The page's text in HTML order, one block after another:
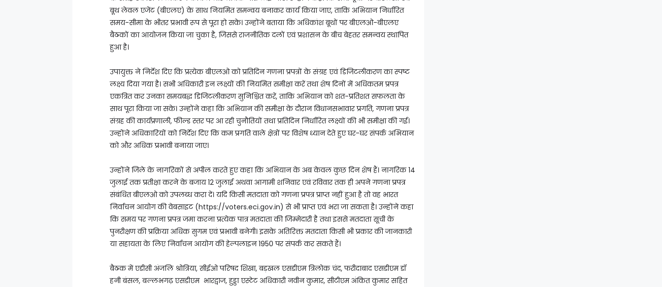
बूथ लेवल एजेंट (बीएलए) के साथ नियमित समन्वय बनाकर कार्य किया जाए, ताकि अभियान निर्धारित
समय-सीमा के भीतर प्रभावी रूप से पूरा हो सके। उन्होंने बताया कि अधिकांश बूथों पर बीएलओ-बीएलए
बैठकों का आयोजन किया जा चुका है, जिससे राजनीतिक दलों एवं प्रशासन के बीच बेहतर समन्वय स्थापित
हुआ है।
उपायुक्त ने निर्देश दिए कि प्रत्येक बीएलओ को प्रतिदिन गणना प्रपत्रों के संग्रह एवं डिजिटलीकरण का स्पष्ट
लक्ष्य दिया गया है। सभी अधिकारी इन लक्ष्यों की नियमित समीक्षा करें तथा शेष दिनों में अधिकतम प्रपत्र
एकत्रित कर उनका समयबद्ध डिजिटलीकरण सुनिश्चित करें, ताकि अभियान को शत-प्रतिशत सफलता के
साथ पूरा किया जा सके। उन्होंने कहा कि अभियान की समीक्षा के दौरान विधानसभावार प्रगति, गणना प्रपत्र
संग्रह की कार्यप्रणाली, फील्ड स्तर पर आ रही चुनौतियों तथा प्रतिदिन निर्धारित लक्ष्यों की भी समीक्षा की गई।
उन्होंने अधिकारियों को निर्देश दिए कि कम प्रगति वाले क्षेत्रों पर विशेष ध्यान देते हुए घर-घर संपर्क अभियान
को और अधिक प्रभावी बनाया जाए।
उन्होंने जिले के नागरिकों से अपील करते हुए कहा कि अभियान के अब केवल कुछ दिन शेष हैं। नागरिक 14
जुलाई तक प्रतीक्षा करने के बजाय 12 जुलाई अथवा आगामी शनिवार एवं रविवार तक ही अपने गणना प्रपत्र
संबंधित बीएलओ को उपलब्ध करा दें। यदि किसी मतदाता को गणना प्रपत्र प्राप्त नहीं हुआ है तो वह भारत
निर्वाचन आयोग की वेबसाइट (https://voters.eci.gov.in) से भी प्राप्त एवं भरा जा सकता है। उन्होंने कहा
कि समय पर गणना प्रपत्र जमा करना प्रत्येक पात्र मतदाता की जिम्मेदारी है तथा इससे मतदाता सूची के
पुनरीक्षण की प्रक्रिया अधिक सुगम एवं प्रभावी बनेगी। इसके अतिरिक्त मतदाता किसी भी प्रकार की जानकारी
या सहायता के लिए निर्वाचन आयोग की हेल्पलाइन 1950 पर संपर्क कर सकते हैं।
बैठक में एडीसी अंजलि श्रोत्रिया, सीईओ परिषद शिखा, बड़खल एसडीएम त्रिलोक चंद, फरीदाबाद एसडीएम डॉ
हनी बंसल, बल्लभगढ़ एसडीएम भारद्वाज, हुड्डा एस्टेट अधिकारी नवीन कुमार, सीटीएम अंकित कुमार सहित